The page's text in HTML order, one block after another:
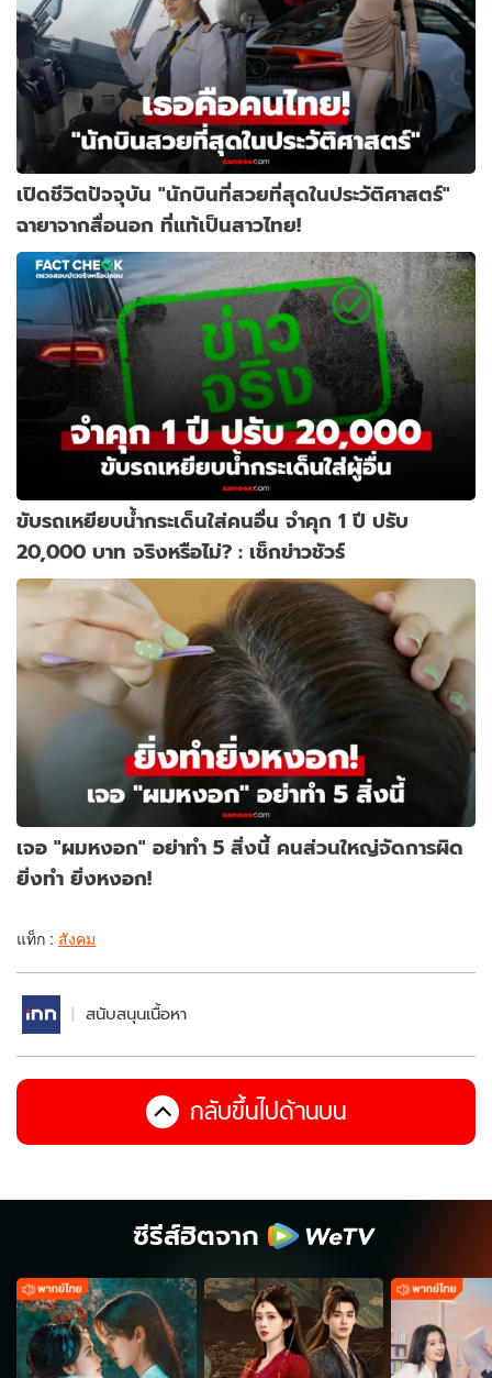
เปิดชีวิตปัจจุบัน "นักบินที่สวยที่สุดในประวัติศาสตร์"
ฉายาจากสื่อนอก ที่แท้เป็นสาวไทย!
ขับรถเหยียบน้ำกระเด็นใส่คนอื่น จำคุก 1 ปี ปรับ
20,000 บาท จริงหรือไม่? : เช็กข่าวชัวร์
เจอ "ผมหงอก" อย่าทำ 5 สิ่งนี้ คนส่วนใหญ่จัดการผิด
ยิ่งทำ ยิ่งหงอก!
แท็ก : สังคม
สนับสนุนเนื้อหา
กลับขึ้นไปด้านบน
ซีรีส์ฮิตจาก